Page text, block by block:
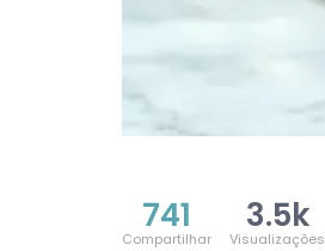
741
Compartilhar
3.5k
Visualizações